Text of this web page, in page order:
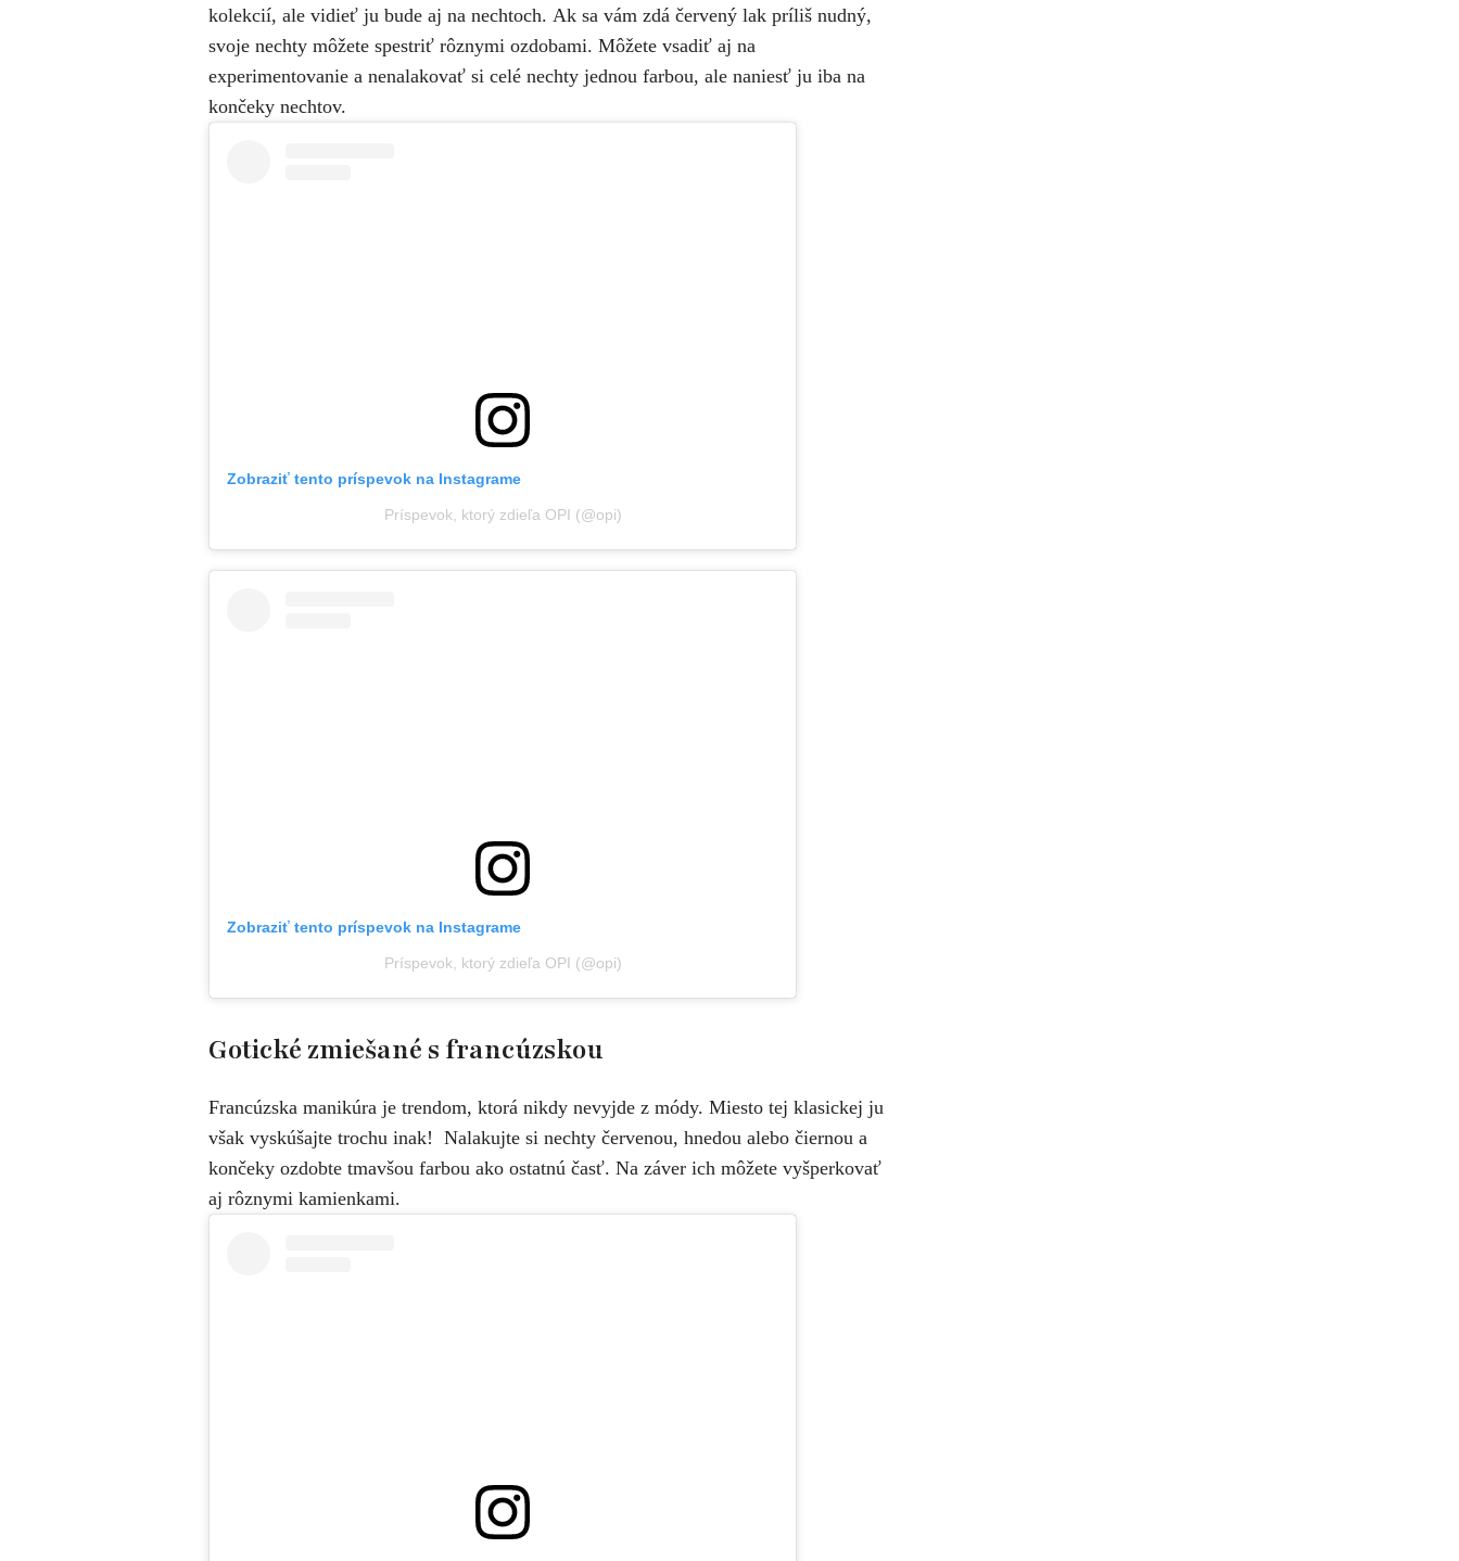
kolekcií, ale vidieť ju bude aj na nechtoch. Ak sa vám zdá červený lak príliš nudný,
svoje nechty môžete spestriť rôznymi ozdobami. Môžete vsadiť aj na
experimentovanie a nenalakovať si celé nechty jednou farbou, ale naniesť ju iba na
končeky nechtov.
Zobraziť tento príspevok na Instagrame
Príspevok, ktorý zdieľa OPI (@opi)
Zobraziť tento príspevok na Instagrame
Príspevok, ktorý zdieľa OPI (@opi)
Gotické zmiešané s francúzskou
Francúzska manikúra je trendom, ktorá nikdy nevyjde z módy. Miesto tej klasickej ju
však vyskúšajte trochu inak! Nalakujte si nechty červenou, hnedou alebo čiernou a
končeky ozdobte tmavšou farbou ako ostatnú časť. Na záver ich môžete vyšperkovať
aj rôznymi kamienkami.